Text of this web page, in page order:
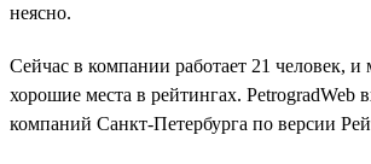
неясно.
Сейчас в компании работает 21 человек,
хорошие места в рейтингах. PetrogradWeb
компаний Санкт-Петербурга по версии